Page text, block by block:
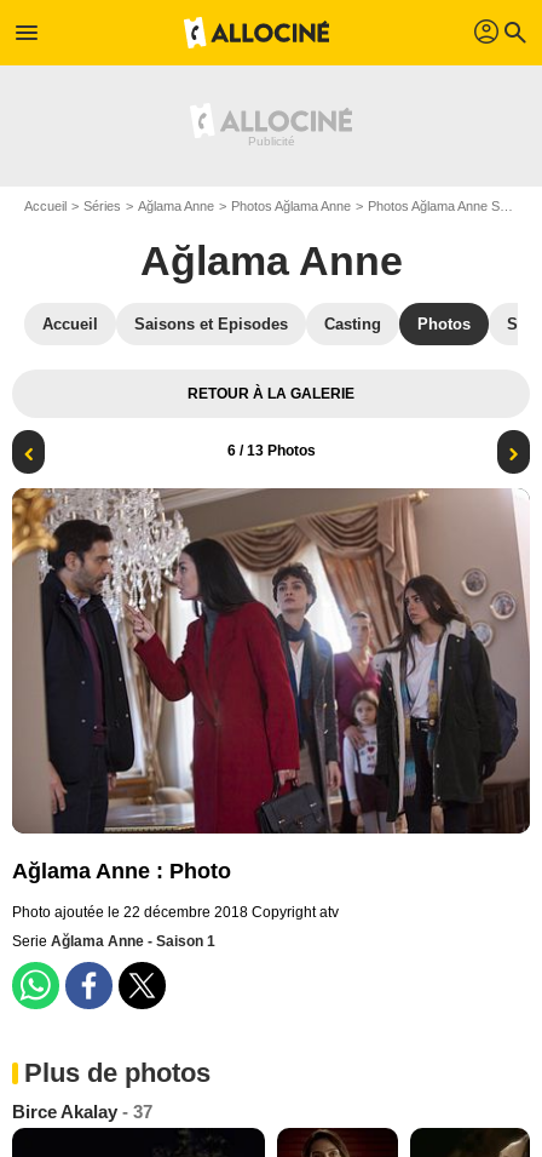
menu profil search
Accueil Séries Ağlama Anne Photos Ağlama Anne Photos Ağlama Anne S01
Ağlama Anne
Accueil Saisons et Episodes Casting Photos
RETOUR À LA GALERIE
6/ 13 Photos
Ağlama Anne : Photo
Photo ajoutée le 22 décembre 2018 Copyright atv
Serie Ağlama Anne - Saison 1
Plus de photos
Birce Akalay - 37